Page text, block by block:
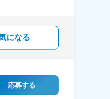
になる
応募する